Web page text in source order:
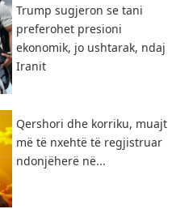
Trump sugjeron se tani
preferohet presioni
ekonomik, jo ushtarak, ndaj
Iranit
Qershori dhe korriku, muajt
më të nxehtë të regjistruar
ndonjëherë në...